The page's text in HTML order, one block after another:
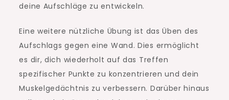
deine Aufschläge zu entwickeln.
Eine weitere nützliche Übung ist das Üben des
Aufschlags gegen eine Wand. Dies ermöglicht
es dir, dich wiederholt auf das Treffen
spezifischer Punkte zu konzentrieren und dein
Muskelgedächtnis zu verbessern. Darüber hinaus